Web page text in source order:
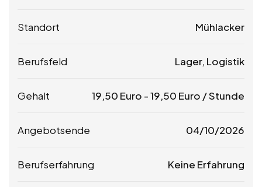
Standort Mühlacker
Berufsfeld Lager, Logistik
Gehalt 19,50 Euro -19,50 Euro / Stunde
Angebotsende 04/10/2026
Berufserfahrung Keine Erfahrung